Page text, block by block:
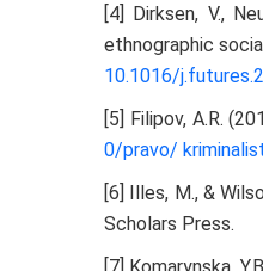
[4] Dirksen, V.,
ethnographic
10.1016/
[5] Filipov, A.R.
0/pravo/
[6] Illes, M., &
Scholars Press.
[7] Komarynska,